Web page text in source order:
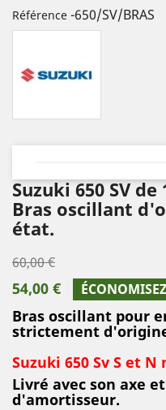
Référence -650/SV/BRAS
Suzuki 650 SV
Bras oscillant
état.
60,00 €
54,00 €
Bras oscillant pour
strictement
Suzuki 650 Sv S et N
Livré avec son axe
d'amortisseur.